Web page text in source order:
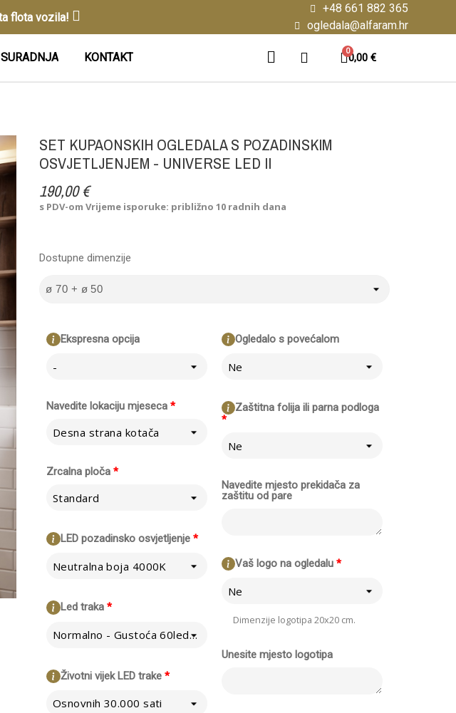
flota vozila!
+48 661 882 365
ogledala@alfaram.hr
SURADNJA KONTAKT 0,00 €
SET KUPAONSKIH OGLEDALA S POZADINSKIM
OSVJETLJENJEM - UNIVERSE LED II
190,00 €
s PDV-omVrijeme isporuke: približno 10 radnih dana
Ekspresna opcija
-
*
Navedite lokaciju mjeseca
Desna strana kotača
*
Zrcalna ploča
Standard
*
LED pozadinsko osvjetljenje
Neutralna boja 4000K
*
Led traka
Normalno - Gustoća 60led/m
*
Životni vijek LED trake
Osnovnih 30.000 sati
Ogledalo s povećalom
Ne
*
Zaštitna folija ili parna podloga
Ne
Navedite mjesto prekidača za
zaštitu od pare
*
Vaš logo na ogledalu
Ne
Dimenzije logotipa 20x20 cm.
Unesite mjesto logotipa
Dostupne dimenzije